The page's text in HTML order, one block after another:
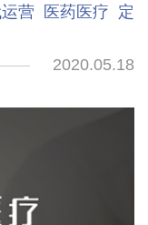
营 医药医疗 定
2020.05.18